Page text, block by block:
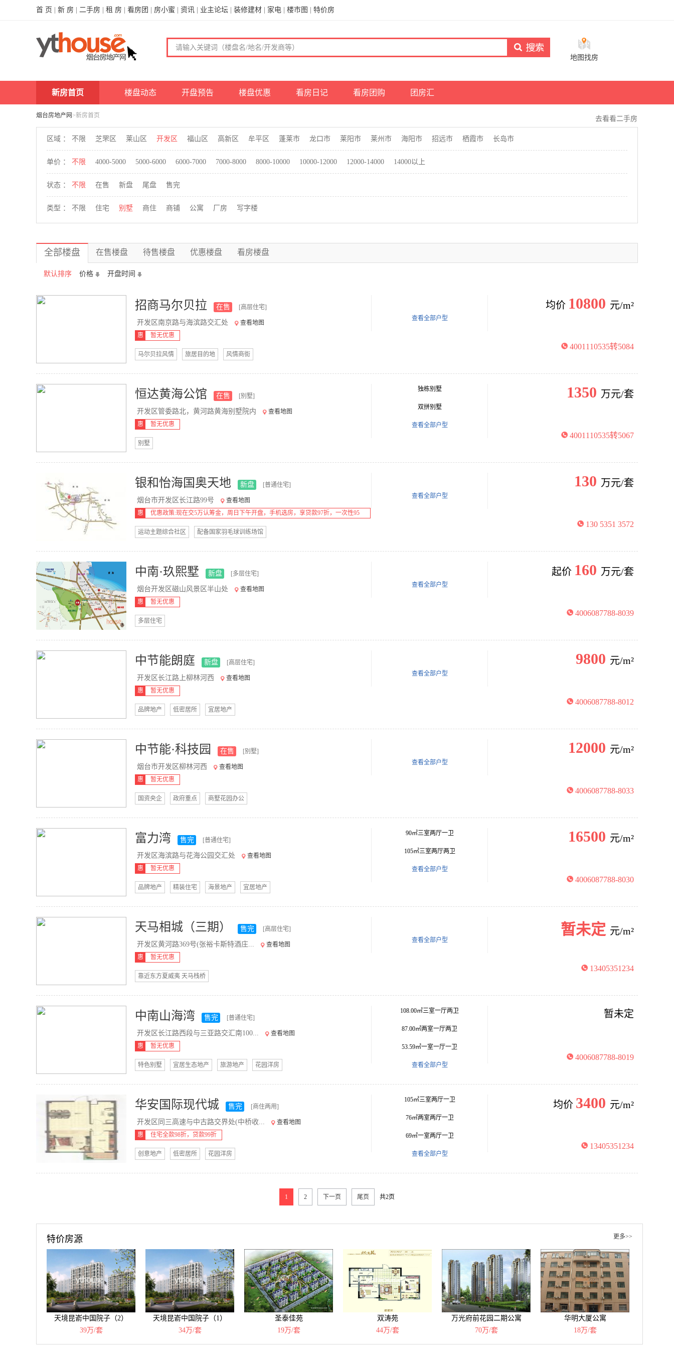
首 页 新 房 二手房 租 房 看房团 房小蜜 资讯 业主论坛 装修建材 家电 楼市图 特价房
地图找房
新房首页 楼盘动态 开盘预告 楼盘优惠 看房日记 看房团购 团房汇
烟台房地产网 >新房首页
区域 ： 不限 芝罘区 莱山区 开发区 福山区 高新区 牟平区 蓬莱市 龙口市 莱阳市 莱州市 海阳市 招远市 栖霞市 长岛市
单价 ： 不限 4000-5000 5000-6000 6000-7000 7000-8000 8000-10000 10000-12000 12000-14000 14000以上
状态 ： 不限 在售 新盘 尾盘 售完
类型 ： 不限 住宅 别墅 商住 商铺 公寓 厂房 写字楼
去看看二手房
全部楼盘 在售楼盘 待售楼盘 优惠楼盘 看房楼盘
默认排序 价格 开盘时间
招商马尔贝拉 在售 [高层住宅]
开发区南京路与海滨路交汇处
查看地图
惠
暂无优惠
马尔贝拉风情 旅居目的地 风情商街
查看全部户型
均价 10800 元/m²
4001110535转5084
恒达黄海公馆 在售 [别墅]
开发区管委路北，黄河路黄海别墅院内
查看地图
惠
暂无优惠
别墅
独栋别墅
双拼别墅
查看全部户型
1350 万元/套
4001110535转5067
银和怡海国奥天地 新盘 [普通住宅]
烟台市开发区长江路99号
查看地图
惠
优惠政策:现在交5万认筹金，周日下午开盘，手机选房，享贷款97折，一次性95
运动主题综合社区
配备国家羽毛球训练场馆
查看全部户型
130 万元/套
130 5351 3572
中南·玖熙墅 新盘 [多层住宅]
烟台开发区磁山风景区半山处
查看地图
惠
暂无优惠
多层住宅
查看全部户型
起价 160 万元/套
4006087788-8039
中节能朗庭 新盘 [高层住宅]
开发区长江路上柳林河西
查看地图
惠
暂无优惠
品牌地产 低密居所 宜居地产
查看全部户型
9800 元/m²
4006087788-8012
中节能·科技园 在售 [别墅]
烟台市开发区柳林河西
查看地图
惠
暂无优惠
国资央企 政府重点 商墅花园办公
查看全部户型
12000 元/m²
4006087788-8033
富力湾 售完 [普通住宅]
开发区海滨路与花海公园交汇处
查看地图
惠
暂无优惠
品牌地产 精装住宅 海景地产 宜居地产
90㎡三室两厅一卫
105㎡三室两厅两卫
查看全部户型
16500 元/m²
4006087788-8030
天马相城（三期） 售完 [高层住宅]
开发区黄河路369号(张裕卡斯特酒庄...
查看地图
惠
暂无优惠
靠近东方夏威夷 天马栈桥
查看全部户型
暂未定 元/m²
13405351234
中南山海湾 售完 [普通住宅]
开发区长江路西段与三亚路交汇南100...
查看地图
惠
暂无优惠
特色别墅 宜居生态地产 旅游地产 花园洋房
108.00㎡三室一厅两卫
87.00㎡两室一厅两卫
53.59㎡一室一厅一卫
查看全部户型
暂未定
4006087788-8019
华安国际现代城 售完 [商住两用]
开发区同三高速与中古路交界处(中桥收...
查看地图
惠
住宅全款98折，贷款99折
创意地产 低密居所 花园洋房
105㎡三室两厅一卫
76㎡两室两厅一卫
69㎡一室两厅一卫
查看全部户型
均价 3400 元/m²
13405351234
1 2 下一页 尾页 共2页
特价房源 更多>>
天境昆嵛中国院子（2）
39万/套
天境昆嵛中国院子（1）
34万/套
圣泰佳苑
19万/套
双涛苑
44万/套
万光府前花园二期公寓
70万/套
华明大厦公寓
18万/套